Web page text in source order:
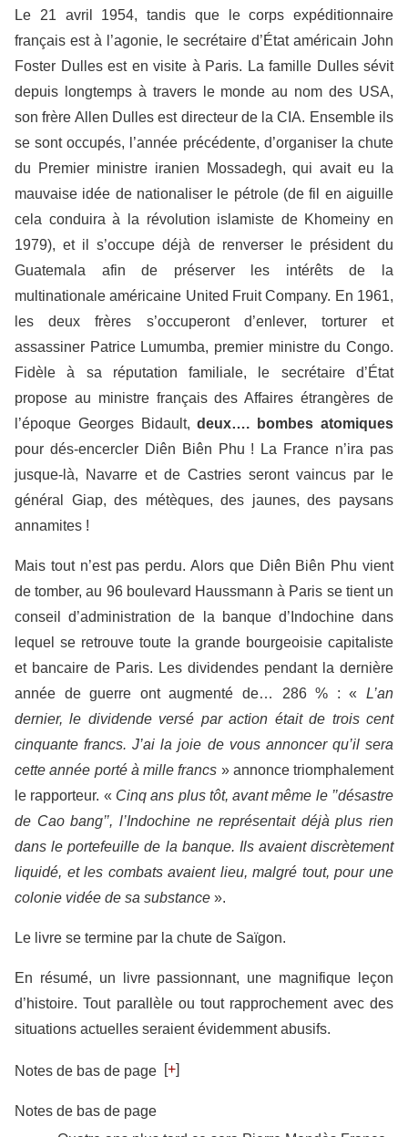
Le 21 avril 1954, tandis que le corps expéditionnaire
français est à l’agonie, le secrétaire d’État américain John
Foster Dulles est en visite à Paris. La famille Dulles sévit
depuis longtemps à travers le monde au nom des USA,
son frère Allen Dulles est directeur de la CIA. Ensemble ils
se sont occupés, l’année précédente, d’organiser la chute
du Premier ministre iranien Mossadegh, qui avait eu la
mauvaise idée de nationaliser le pétrole (de fil en aiguille
cela conduira à la révolution islamiste de Khomeiny en
1979), et il s’occupe déjà de renverser le président du
Guatemala afin de préserver les intérêts de la
multinationale américaine United Fruit Company. En 1961,
les deux frères s’occuperont d’enlever, torturer et
assassiner Patrice Lumumba, premier ministre du Congo.
Fidèle à sa réputation familiale, le secrétaire d’État
propose au ministre français des Affaires étrangères de
l’époque Georges Bidault,deux…. bombes atomiques
pour dés-encercler Diên Biên Phu ! La France n’ira pas
jusque-là, Navarre et de Castries seront vaincus par le
général Giap, des métèques, des jaunes, des paysans
annamites !
Mais tout n’est pas perdu. Alors que Diên Biên Phu vient
de tomber, au 96 boulevard Haussmann à Paris se tient un
conseil d’administration de la banque d’Indochine dans
lequel se retrouve toute la grande bourgeoisie capitaliste
et bancaire de Paris. Les dividendes pendant la dernière
année de guerre ont augmenté de… 286 % : « L’an
dernier, le dividende versé par action était de trois cent
cinquante francs. J’ai la joie de vous annoncer qu’il sera
cette année porté à mille francs » annonce triomphalement
le rapporteur. « Cinq ans plus tôt, avant même le ’’désastre
de Cao bang’’, l’Indochine ne représentait déjà plus rien
dans le portefeuille de la banque. Ils avaient discrètement
liquidé, et les combats avaient lieu, malgré tout, pour une
colonie vidée de sa substance ».
Le livre se termine par la chute de Saïgon.
En résumé, un livre passionnant, une magnifique leçon
d’histoire. Tout parallèle ou tout rapprochement avec des
situations actuelles seraient évidemment abusifs.
Notes de bas de page [+]
Notes de bas de page